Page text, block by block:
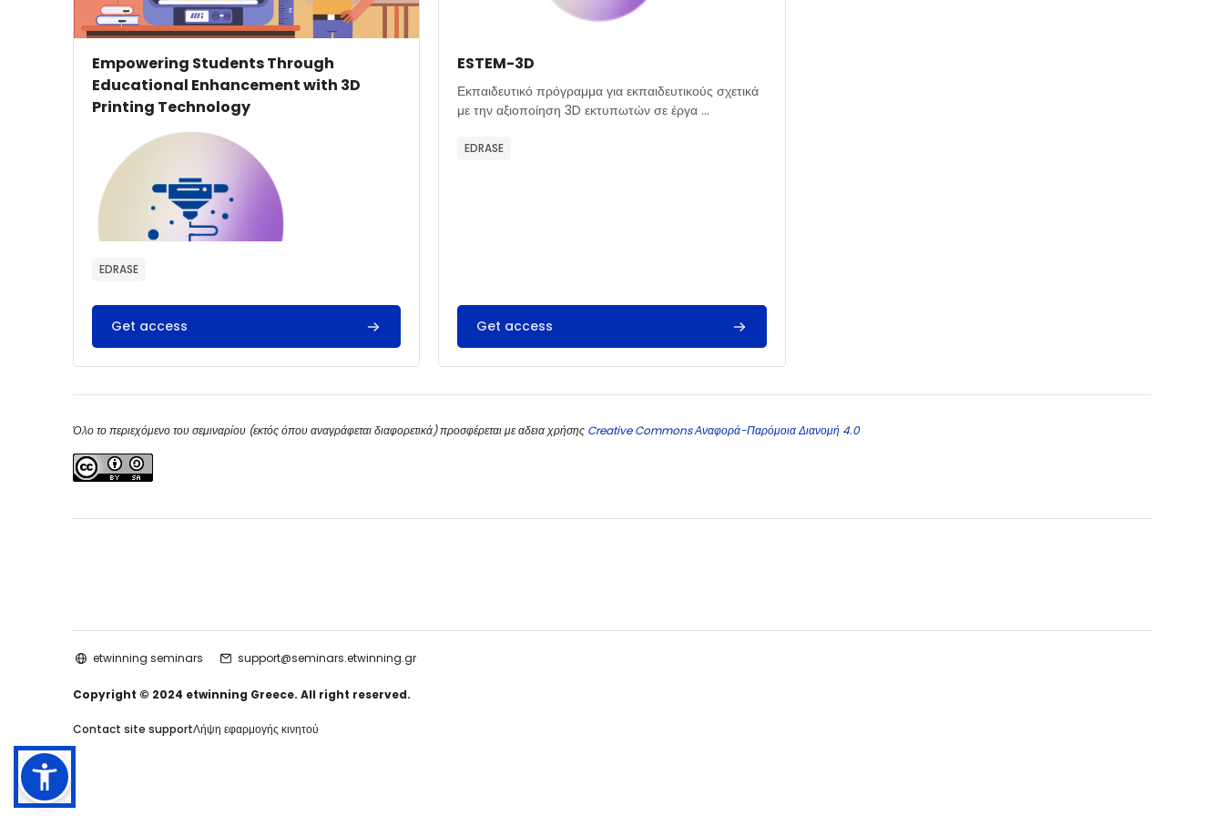
Εικόνα μαθήματος
Όνομα μαθήματος
Empowering Students Through
Educational Enhancement with 3D
Printing Technology
Κείμενο περίληψης μαθήματος:
Training
course for
of 3D printers
integration
into ...
EDRASE
Get access
Εικόνα μαθήματος
Όνομα μαθήματος
ESTEM-3D
Κείμενο περίληψης μαθήματος:
Εκπαιδευτικό πρόγραμμα για εκπαιδευτικούς σχετικά
με την αξιοποίηση 3D εκτυπωτών σε έργα ...
EDRASE
Get access
Όλο το περιεχόμενο του σεμιναρίου (εκτός όπου αναγράφεται διαφορετικά) προσφέρεται με αδεια χρήσης Creative Commons Αναφορά-Παρόμοια Διανομή 4.0
etwinning seminars support@seminars.etwinning.gr
Copyright © 2024 etwinning Greece. All right reserved.
Contact site supportΛήψη εφαρμογής κινητού